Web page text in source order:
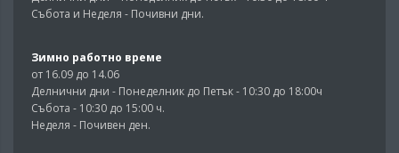
Събота и Неделя - Почивни дни.
Зимно работно време
от 16.09 до 14.06
Делнични дни - Понеделник до Петък - 10:30 до 18:00ч
Събота - 10:30 до 15:00 ч.
Неделя - Почивен ден.